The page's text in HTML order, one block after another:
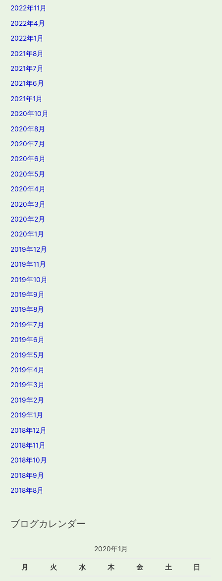
2022年11月
2022年4月
2022年1月
2021年8月
2021年7月
2021年6月
2021年1月
2020年10月
2020年8月
2020年7月
2020年6月
2020年5月
2020年4月
2020年3月
2020年2月
2020年1月
2019年12月
2019年11月
2019年10月
2019年9月
2019年8月
2019年7月
2019年6月
2019年5月
2019年4月
2019年3月
2019年2月
2019年1月
2018年12月
2018年11月
2018年10月
2018年9月
2018年8月
ブログカレンダー
2020年1月
月 火 水 木 金 土 日